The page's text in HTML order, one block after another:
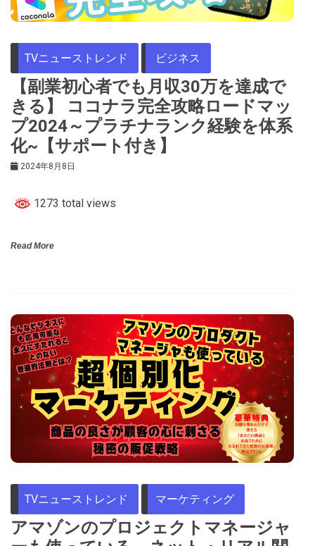
TVニューストレンド ビジネス
【副業初心者でも月収30万を達成で
きる】 ココナラ完全攻略ロードマッ
プ2024～プラチナランク経験を体系
化~【サポート付き】
2024年8月8日
1273 total views
Read More
TVニューストレンド マーケティング
アマゾンのプロジェクトマネージャ